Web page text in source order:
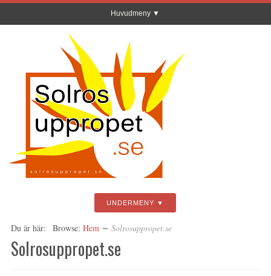
Huvudmeny
UNDERMENY
Du är här: Browse: Hem ∼ Solrosuppropet.se
Solrosuppropet.se